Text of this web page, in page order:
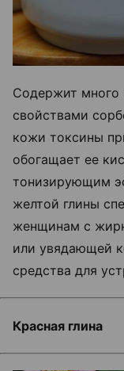
Содержит много
свойствами
кожи токсины
обогащает ее
тонизирующим
желтой глины
женщинам с
или увядающей
средства для
Красная глина